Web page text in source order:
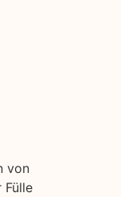
von
Fülle